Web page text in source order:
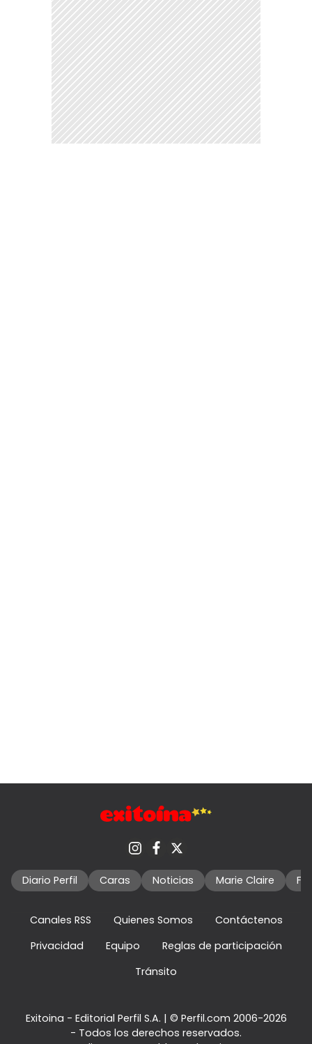
Diario Perfil Caras Noticias Marie Claire
Canales RSS Quienes Somos
Contáctenos
Privacidad
Equipo
Reglas de participación
Tránsito
Exitoina - Editorial Perfil S.A. | © Perfil.com 2006-2026
- Todos los derechos reservados.